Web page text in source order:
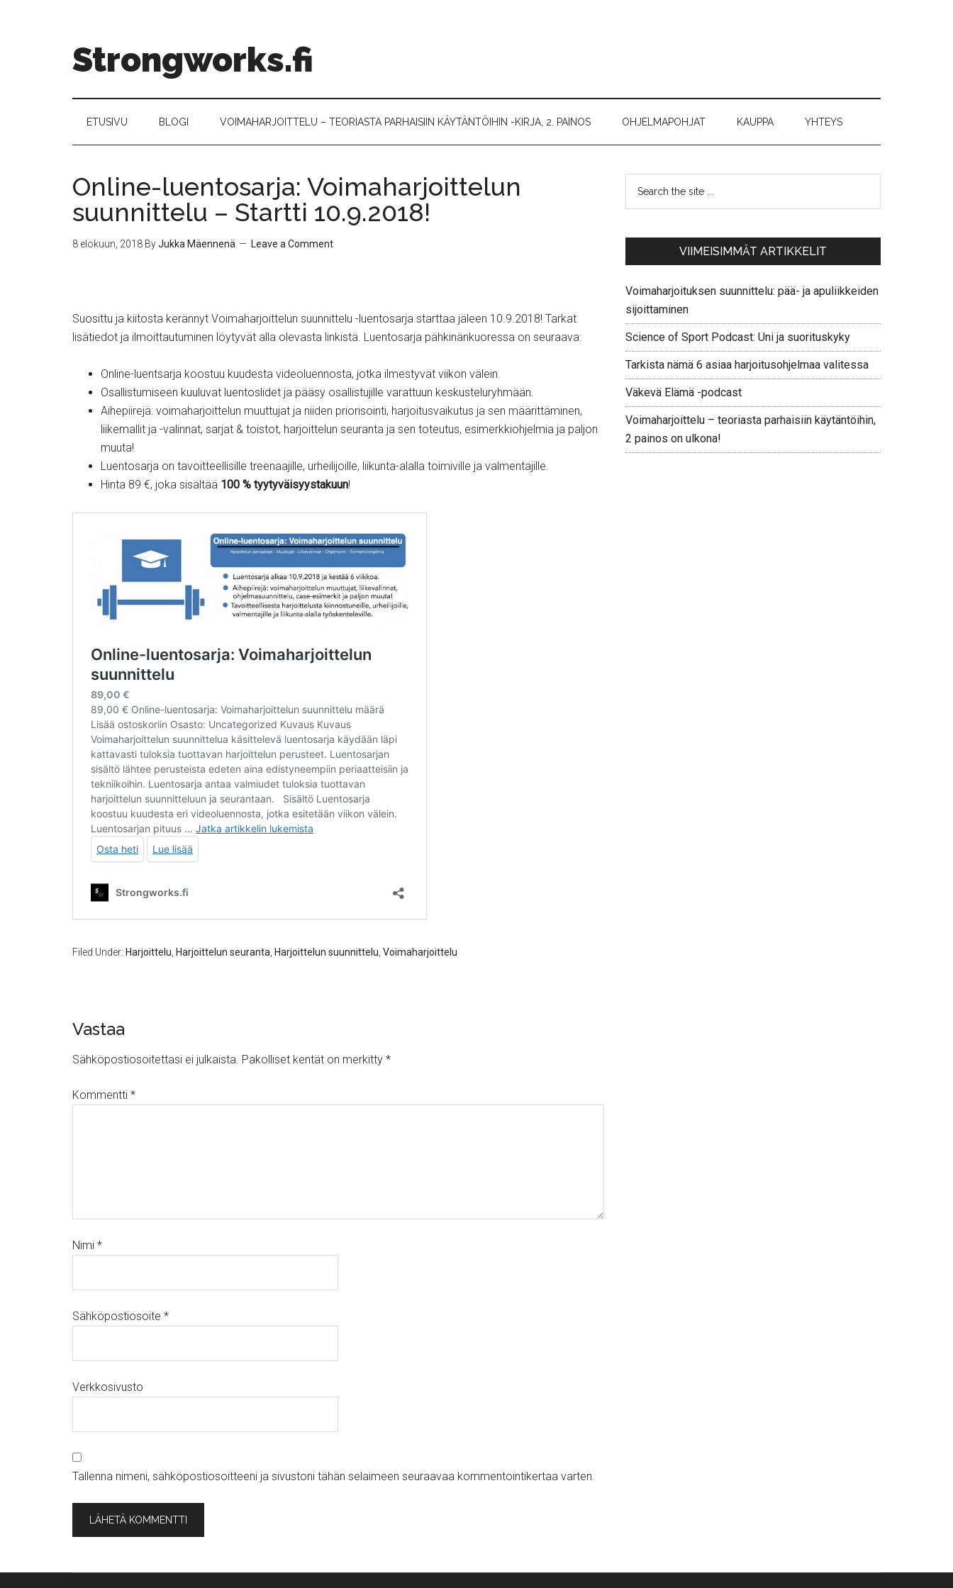
Strongworks.fi
ETUSIVU BLOGI VOIMAHARJOITTELU – TEORIASTA PARHAISIIN KÄYTÄNTÖIHIN -KIRJA, 2. PAINOS OHJELMAPOHJAT KAUPPA YHTEYS
Online-luentosarja: Voimaharjoittelun
suunnittelu – Startti 10.9.2018!
8 elokuun, 2018 ByJukka Mäennenä Leave a Comment
Suosittu ja kiitosta kerännyt Voimaharjoittelun suunnittelu -luentosarja starttaa jäleen 10.9.2018! Tarkat
lisätiedot ja ilmoittautuminen löytyvät alla olevasta linkistä. Luentosarja pähkinänkuoressa on seuraava:
Online-luentsarja koostuu kuudesta videoluennosta, jotka ilmestyvät viikon välein.
Osallistumiseen kuuluvat luentoslidet ja pääsy osallistujille varattuun keskusteluryhmään.
Aihepiirejä: voimaharjoittelun muuttujat ja niiden priorisointi, harjoitusvaikutus ja sen määrittäminen,
liikemallit ja -valinnat, sarjat & toistot, harjoittelun seuranta ja sen toteutus, esimerkkiohjelmia ja paljon
muuta!
Luentosarja on tavoitteellisille treenaajille, urheilijoille, liikunta-alalla toimiville ja valmentajille.
Hinta 89 €, joka sisältää 100 % tyytyväisyystakuun!
Filed Under: Harjoittelu Harjoittelun seuranta Harjoittelun suunnittelu Voimaharjoittelu
Vastaa
Sähköpostiosoitettasi ei julkaista. Pakolliset kentät on merkitty *
Kommentti *
Nimi *
Sähköpostiosoite *
Verkkosivusto
Tallenna nimeni, sähköpostiosoitteeni ja sivustoni tähän selaimeen seuraavaa kommentointikertaa varten.
VIIMEISIMMÄT ARTIKKELIT
Voimaharjoituksen suunnittelu: pää- ja apuliikkeiden
sijoittaminen
Science of Sport Podcast: Uni ja suorituskyky
Tarkista nämä 6 asiaa harjoitusohjelmaa valitessa
Väkevä Elämä -podcast
Voimaharjoittelu – teoriasta parhaisiin käytäntöihin,
2 painos on ulkona!